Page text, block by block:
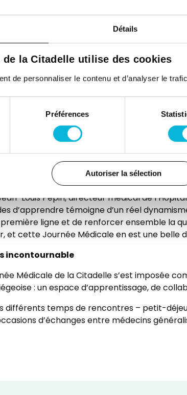
Détails
la Citadelle utilise des cookies
de personnaliser le contenu et d’analyser le
Préférences
Autoriser la sélection
prometteur
professionnels a marqué cette édition. Un
Louis Pepin, directeur médical de
d’apprendre témoigne d’un réel
ligne et de renforcer ensemble la
et cette Journée Médicale en est une belle
incontournable
Médicale de la Citadelle s’est imposée
: un espace d’apprentissage, de
différents temps de rencontres – petit-
d’échanges entre médecins